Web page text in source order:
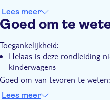
Lees meer
Goed om te
Toegankelijkheid:
Helaas is deze rondleiding
kinderwagens
Goed om van tevoren te weten:
Lees meer